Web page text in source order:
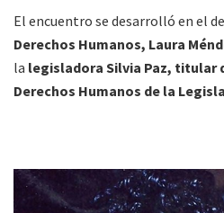
El encuentro se desarrolló en el
Derechos Humanos, Laura
la legisladora Silvia Paz, titular
Derechos Humanos de la